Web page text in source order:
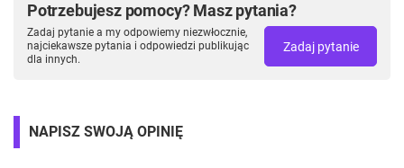
Potrzebujesz pomocy? Masz pytania?
Zadaj pytanie a my odpowiemy niezwłocznie,
najciekawsze pytania i odpowiedzi publikując
dla innych.
Zadaj pytanie
NAPISZ SWOJĄ OPINIĘ